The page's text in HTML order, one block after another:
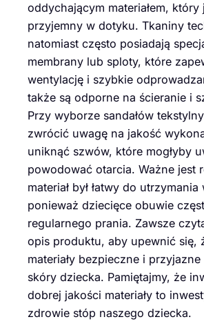
oddychającym materiałem, który
przyjemny w dotyku. Tkaniny
natomiast często posiadają
membrany lub sploty, które
wentylację i szybkie
także są odporne na ścieranie i
Przy wyborze sandałów
zwrócić uwagę na jakość
uniknąć szwów, które mogłyby
powodować otarcia. Ważne jest
materiał był łatwy do
ponieważ dziecięce obuwie
regularnego prania. Zawsze
opis produktu, aby upewnić się,
materiały bezpieczne i
skóry dziecka. Pamiętajmy, że
dobrej jakości materiały to
zdrowie stóp naszego dziecka.